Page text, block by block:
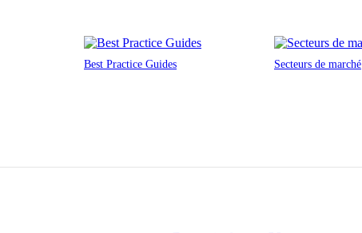
Best Practice Guides Secteurs de marché